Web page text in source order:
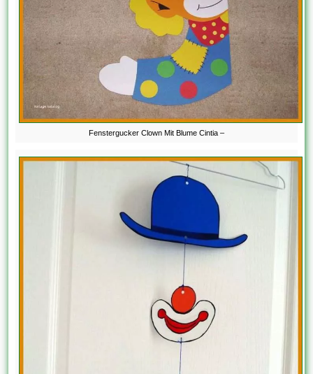
Fenstergucker Clown Mit Blume Cintia –